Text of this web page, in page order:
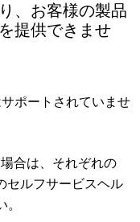
、お客様の製品
提供できませ
ポートされていませ
合は、それぞれの
セルフサービスヘル